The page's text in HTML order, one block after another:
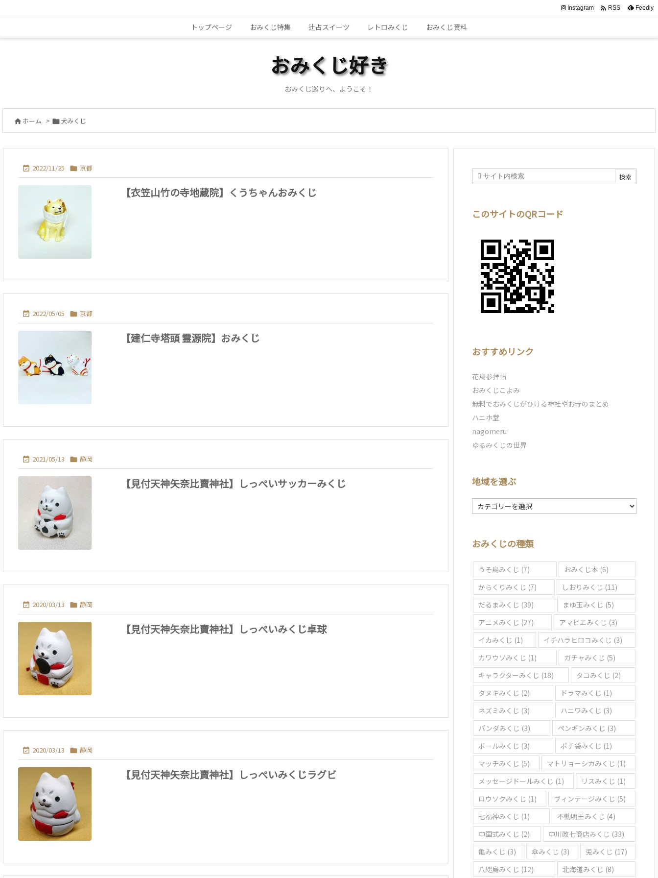
トップページ おみくじ特集 辻占スイーツ レトロみくじ おみくじ資料
Instagram  RSS Feedly
おみくじ好き
おみくじ巡りへ、ようこそ！
 ホーム > 犬みくじ
 2022/11/25  京都
【衣笠山竹の寺地蔵院】くうちゃんおみくじ
 2022/05/05  京都
【建仁寺塔頭 霊源院】おみくじ
 2021/05/13  静岡
【見付天神矢奈比賣神社】しっぺいサッカーみくじ
 2020/03/13  静岡
【見付天神矢奈比賣神社】しっぺいみくじ卓球
 2020/03/13  静岡
【見付天神矢奈比賣神社】しっぺいみくじラグビ
このサイトのQRコード
おすすめリンク
花鳥参拝帖
おみくじこよみ
無料でおみくじがひける神社やお寺のまとめ
ハニホ堂
nagomeru
ゆるみくじの世界
地域を選ぶ
地
域
ぶ
おみくじの種類
うそ鳥みくじ (7) おみくじ本 (6)
からくりみくじ (7) しおりみくじ (11)
だるまみくじ (39) まゆ玉みくじ (5)
アニメみくじ (27) アマビエみくじ (3)
イカみくじ (1) イチハラヒロコみくじ (3)
カワウソみくじ (1) ガチャみくじ (5)
キャラクターみくじ (18) タコみくじ (2)
タヌキみくじ (2) ドラマみくじ (1)
ネズミみくじ (3) ハニワみくじ (3)
パンダみくじ (3) ペンギンみくじ (3)
ボールみくじ (3) ポチ袋みくじ (1)
マッチみくじ (5) マトリョーシカみくじ (1)
メッセージドールみくじ (1) リスみくじ (1)
ロウソクみくじ (1) ヴィンテージみくじ (5)
七福神みくじ (1) 不動明王みくじ (4)
中国式みくじ (2) 中川政七商店みくじ (33)
亀みくじ (3) 傘みくじ (3) 兎みくじ (17)
八咫烏みくじ (12) 北海道みくじ (8)